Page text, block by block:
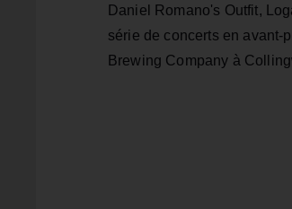
Daniel Romano's Outfit,
série de concerts en avant-
Brewing Company à